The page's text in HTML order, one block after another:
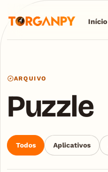
Início
ARQUIVO
Puzzle
Todos Aplicativos